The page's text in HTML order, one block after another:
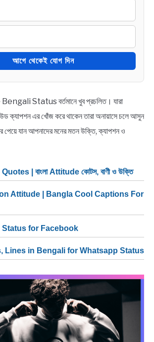
আগে থেকেই যোগ দিন
Status বর্তমানে খুব প্রচলিত। যারা
ক্যাপশন এর খোঁজ করে থাকেন তারা অনায়াসে চলে আসুন
পেয়ে যান আপনাদের মনের মতন উক্তি, ক্যাপশন ও
| বাংলা Attitude কোটস, বাণী ও উক্তি
Attitude | Bangla Cool Captions For
Status for Facebook
Lines in Bengali for Whatsapp Status